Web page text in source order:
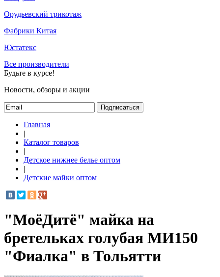
Орудьевский трикотаж
Фабрики Китая
Юстатекс
Все производители
Будьте в курсе!
Новости, обзоры и акции
Подписаться
Главная
|
Каталог товаров
|
Детское нижнее белье оптом
|
Детские майки оптом
"МоёДитё" майка на
бретельках голубая МИ150
"Фиалка" в Тольятти